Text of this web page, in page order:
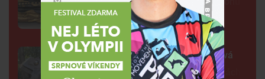
Žába sedí na prameni a bublá. Nová
fontána oživila parčík v Žabovřeskách